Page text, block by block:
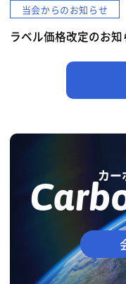
当会からのお知らせ
ラベル価格改定のお知
カ